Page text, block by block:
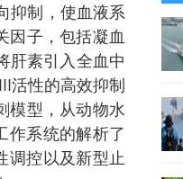
抑制，使血液系
因子，包括凝血
肝素引入全血中
活性的高效抑制
模型，从动物水
作系统的解析了
调控以及新型止